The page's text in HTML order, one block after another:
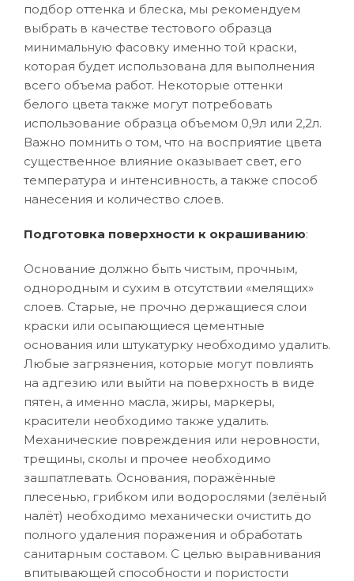
подбор оттенка и блеска, мы рекомендуем
выбрать в качестве тестового образца
минимальную фасовку именно той краски,
которая будет использована для выполнения
всего объема работ. Некоторые оттенки
белого цвета также могут потребовать
использование образца объемом 0,9л или 2,2л.
Важно помнить о том, что на восприятие цвета
существенное влияние оказывает свет, его
температура и интенсивность, а также способ
нанесения и количество слоев.
Подготовка поверхности к окрашиванию:
Основание должно быть чистым, прочным,
однородным и сухим в отсутствии «мелящих»
слоев. Старые, не прочно держащиеся слои
краски или осыпающиеся цементные
основания или штукатурку необходимо удалить.
Любые загрязнения, которые могут повлиять
на адгезию или выйти на поверхность в виде
пятен, а именно масла, жиры, маркеры,
красители необходимо также удалить.
Механические повреждения или неровности,
трещины, сколы и прочее необходимо
зашпатлевать. Основания, поражённые
плесенью, грибком или водорослями (зелёный
налёт) необходимо механически очистить до
полного удаления поражения и обработать
санитарным составом. С целью выравнивания
впитывающей способности и пористости